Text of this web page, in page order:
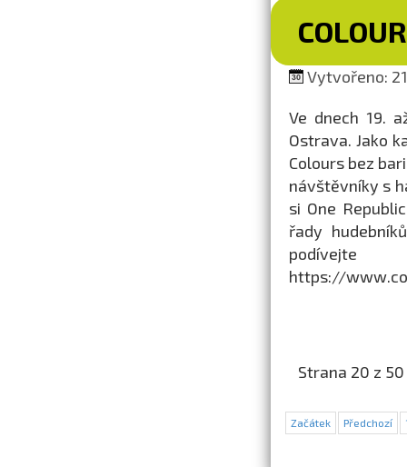
Vytvořeno:
Ve dnech 19.
Ostrava. Jako
Colours bez
návštěvníky s
si One
řady
https://
Strana 20 z 50
Začátek Předchozí